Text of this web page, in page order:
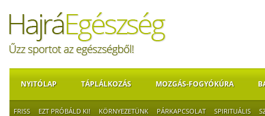
NYITÓLAP TÁPLÁLKOZÁS MOZGÁS-FOGYÓKÚRA
FRISS EZT PRÓBÁLD KI! KÖRNYEZETÜNK PÁRKAPCSOLAT SPIRITUÁLIS